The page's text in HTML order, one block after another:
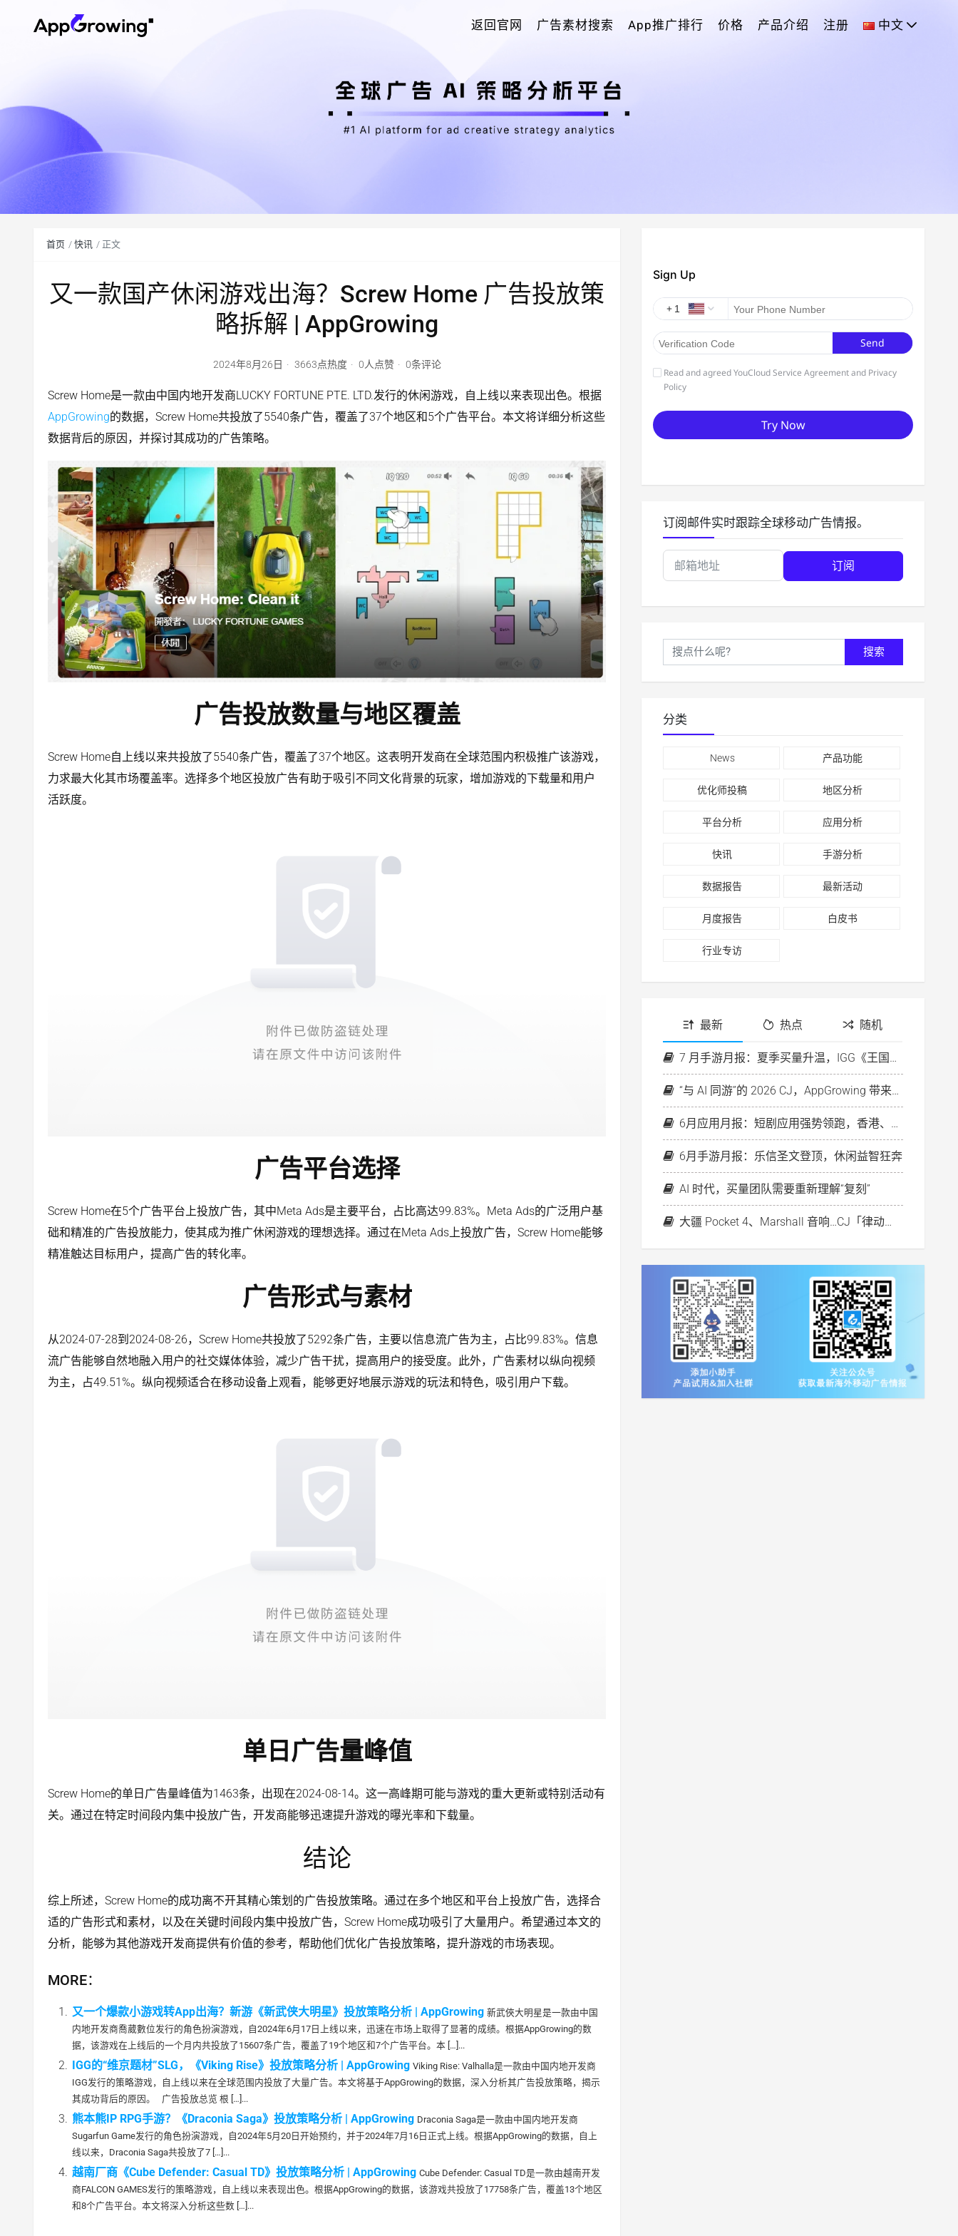
返回官网 广告素材搜索 App推广排行 价格 产品介绍 注册 中文
首页 快讯 正文
又一款国产休闲游戏出海？Screw Home 广告投放策
略拆解 | AppGrowing
2024年8月26日 3663点热度 0人点赞 0条评论
Screw Home是一款由中国内地开发商LUCKY FORTUNE PTE. LTD.发行的休闲游戏，自上线以来表现出色。根据
AppGrowing的数据，Screw Home共投放了5540条广告，覆盖了37个地区和5个广告平台。本文将详细分析这些
数据背后的原因，并探讨其成功的广告策略。
广告投放数量与地区覆盖
Screw Home自上线以来共投放了5540条广告，覆盖了37个地区。这表明开发商在全球范围内积极推广该游戏，
力求最大化其市场覆盖率。选择多个地区投放广告有助于吸引不同文化背景的玩家，增加游戏的下载量和用户
活跃度。
广告平台选择
Screw Home在5个广告平台上投放广告，其中Meta Ads是主要平台，占比高达99.83%。Meta Ads的广泛用户基
础和精准的广告投放能力，使其成为推广休闲游戏的理想选择。通过在Meta Ads上投放广告，Screw Home能够
精准触达目标用户，提高广告的转化率。
广告形式与素材
从2024-07-28到2024-08-26，Screw Home共投放了5292条广告，主要以信息流广告为主，占比99.83%。信息
流广告能够自然地融入用户的社交媒体体验，减少广告干扰，提高用户的接受度。此外，广告素材以纵向视频
为主，占49.51%。纵向视频适合在移动设备上观看，能够更好地展示游戏的玩法和特色，吸引用户下载。
单日广告量峰值
Screw Home的单日广告量峰值为1463条，出现在2024-08-14。这一高峰期可能与游戏的重大更新或特别活动有
关。通过在特定时间段内集中投放广告，开发商能够迅速提升游戏的曝光率和下载量。
结论
综上所述，Screw Home的成功离不开其精心策划的广告投放策略。通过在多个地区和平台上投放广告，选择合
适的广告形式和素材，以及在关键时间段内集中投放广告，Screw Home成功吸引了大量用户。希望通过本文的
分析，能够为其他游戏开发商提供有价值的参考，帮助他们优化广告投放策略，提升游戏的市场表现。
MORE：
又一个爆款小游戏转App出海？新游《新武侠大明星》投放策略分析 | AppGrowing 新武俠大明星是一款由中国
内地开发商喬葳數位发行的角色扮演游戏，自2024年6月17日上线以来，迅速在市场上取得了显著的成绩。根据AppGrowing的数
据，该游戏在上线后的一个月内共投放了15607条广告，覆盖了19个地区和7个广告平台。本 […]...
IGG的“维京题材”SLG，《Viking Rise》投放策略分析 | AppGrowing Viking Rise: Valhalla是一款由中国内地开发商
IGG发行的策略游戏，自上线以来在全球范围内投放了大量广告。本文将基于AppGrowing的数据，深入分析其广告投放策略，揭示
其成功背后的原因。 广告投放总览 根 […]...
熊本熊IP RPG手游？《Draconia Saga》投放策略分析 | AppGrowing Draconia Saga是一款由中国内地开发商
Sugarfun Game发行的角色扮演游戏，自2024年5月20日开始预约，并于2024年7月16日正式上线。根据AppGrowing的数据，自上
线以来，Draconia Saga共投放了7 […]...
越南厂商《Cube Defender: Casual TD》投放策略分析 | AppGrowing Cube Defender: Casual TD是一款由越南开发
商FALCON GAMES发行的策略游戏，自上线以来表现出色。根据AppGrowing的数据，该游戏共投放了17758条广告，覆盖13个地区
和8个广告平台。本文将深入分析这些数 […]...
订阅邮件实时跟踪全球移动广告情报。
订阅
搜索
分类
News 产品功能
优化师投稿 地区分析
平台分析 应用分析
快讯 手游分析
数据报告 最新活动
月度报告 白皮书
行业专访
最新 热点 随机
7 月手游月报：夏季买量升温，IGG《王国纪元》再次破圈
“与 AI 同游”的 2026 CJ，AppGrowing 带来行业首个素材策略分析 Agent
6月应用月报：短剧应用强势领跑，香港、欧洲房产平台投放升温
6月手游月报：乐信圣文登顶，休闲益智狂奔
AI 时代，买量团队需要重新理解“复刻”
大疆 Pocket 4、Marshall 音响…CJ「律动之夜」好礼等你来！